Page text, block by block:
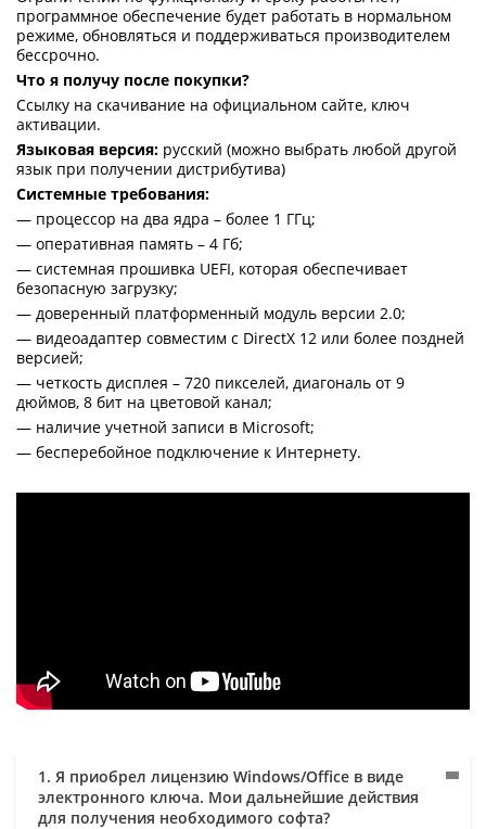
программное обеспечение будет работать в нормальном
режиме, обновляться и поддерживаться производителем
бессрочно.
Что я получу после покупки?
Ссылку на скачивание на официальном сайте, ключ
активации.
Языковая версия: русский (можно выбрать любой другой
язык при получении дистрибутива)
Системные требования:
— процессор на два ядра – более 1 ГГц;
— оперативная память – 4 Гб;
— системная прошивка UEFI, которая обеспечивает
безопасную загрузку;
— доверенный платформенный модуль версии 2.0;
— видеоадаптер совместим с DirectX 12 или более поздней
версией;
— четкость дисплея – 720 пикселей, диагональ от 9
дюймов, 8 бит на цветовой канал;
— наличие учетной записи в Microsoft;
— бесперебойное подключение к Интернету.
1. Я приобрел лицензию Windows/Office в виде
электронного ключа. Мои дальнейшие действия
для получения необходимого софта?